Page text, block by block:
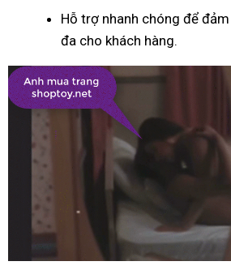
Hỗ trợ nhanh chóng để
đa cho khách hàng.